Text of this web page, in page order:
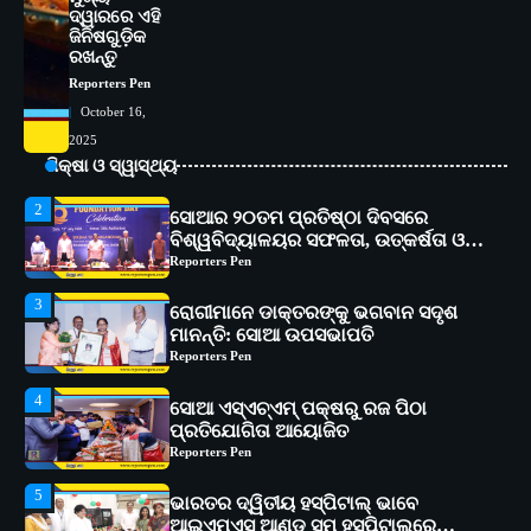
ଦ୍ୱାରରେ ଏହି
ଜିନିଷଗୁଡ଼ିକ
ରଖନ୍ତୁ
Reporters Pen
October 16,
2025
ଶିକ୍ଷା ଓ ସ୍ୱାସ୍ଥ୍ୟ
1
2
ଅଗ୍ରଗତିର ସ୍ମୃତିଚାରଣ
Reporters Pen
3
ରୋଗୀମାନେ ଡାକ୍ତରଙ୍କୁ ଭଗବାନ ସଦୃଶ
ମାନନ୍ତି: ସୋଆ ଉପସଭାପତି
Reporters Pen
4
ସୋଆ ଏସ୍‌ଏଚ୍‌ଏମ୍ ପକ୍ଷରୁ ରଜ ପିଠା
ପ୍ରତିଯୋଗିତା ଆୟୋଜିତ
Reporters Pen
5
ଭାରତର ଦ୍ୱିତୀୟ ହସ୍ପିଟାଲ୍ ଭାବେ
ଆଇଏମ୍‌ଏସ୍ ଆଣ୍ଡ ସମ ହସ୍ପିଟାଲ୍‌ରେ
ଅତ୍ୟାଧୁନିକ ଡିଜିସ୍କାନର ସ୍ଥାପନ
Reporters Pen
1
ସୋଆ ପକ୍ଷରୁ ରାୱେ କାର୍ଯ୍ୟକ୍ରମ ଅଧୀନରେ